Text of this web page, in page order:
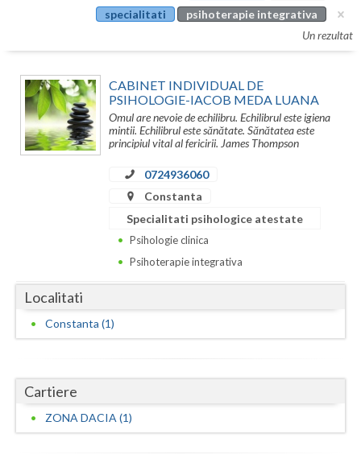
Calarasi
Caras-Severin
Cluj
Galati
Giurgiu
Harghita
Hunedoara
specialitati
psihoterapie integrativa
Un rezultat
CABINET INDIVIDUAL DE
PSIHOLOGIE-IACOB MEDA LUANA
Omul are nevoie de echilibru. Echilibrul este igiena
mintii. Echilibrul este sănătate. Sănătatea este
principiul vital al fericirii. James Thompson
0724936060
Constanta
Specialitati psihologice atestate
Psihologie clinica
Psihoterapie integrativa
Localitati
Constanta (1)
Cartiere
ZONA DACIA (1)